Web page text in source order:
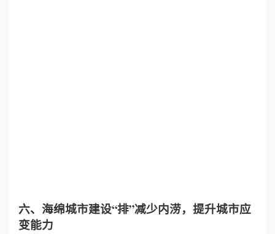
六、海绵城市建设“排”减少内涝，提升城市应
变能力